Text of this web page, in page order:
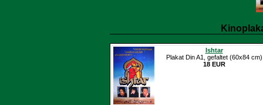
Ishtar
Plakat Din A1, gefaltet (60x84 cm)
18 EUR